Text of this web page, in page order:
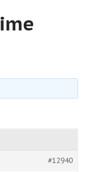
#12940